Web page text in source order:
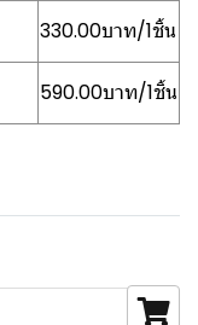
330.00บาท/1ชิ้น
590.00บาท/1ชิ้น